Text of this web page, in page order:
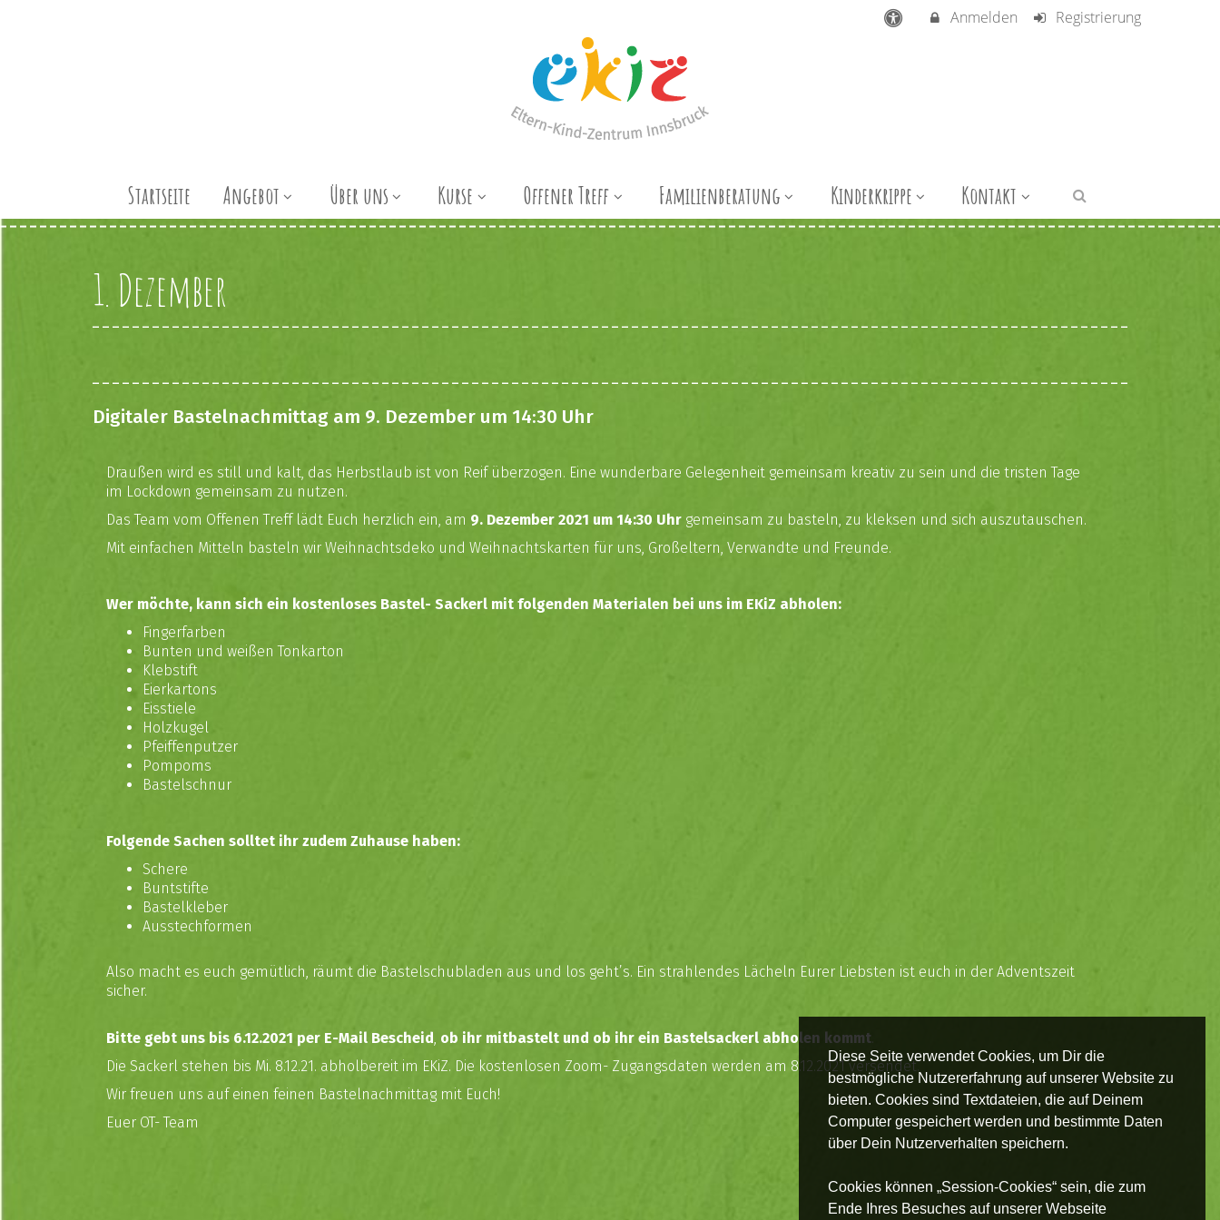
Diese Seite verwendet Cookies, um Dir die
bestmögliche Nutzererfahrung auf unserer Website zu
bieten. Cookies sind Textdateien, die auf Deinem
Computer gespeichert werden und bestimmte Daten
über Dein Nutzerverhalten speichern.
Cookies können „Session-Cookies“ sein, die zum
Ende Ihres Besuches auf unserer Webseite
Anmelden Registrierung
Startseite Angebot Über uns Kurse Offener Treff Familienberatung Kinderkrippe Kontakt
1. Dezember
Digitaler Bastelnachmittag am 9. Dezember um 14:30 Uhr
Draußen wird es still und kalt, das Herbstlaub ist von Reif überzogen. Eine wunderbare Gelegenheit gemeinsam kreativ zu sein und die tristen Tage
im Lockdown gemeinsam zu nutzen.
Das Team vom Offenen Treff lädt Euch herzlich ein, am 9. Dezember 2021 um 14:30 Uhr gemeinsam zu basteln, zu kleksen und sich auszutauschen.
Mit einfachen Mitteln basteln wir Weihnachtsdeko und Weihnachtskarten für uns, Großeltern, Verwandte und Freunde.
Wer möchte, kann sich ein kostenloses Bastel- Sackerl mit folgenden Materialen bei uns im EKiZ abholen:
Fingerfarben
Bunten und weißen Tonkarton
Klebstift
Eierkartons
Eisstiele
Holzkugel
Pfeiffenputzer
Pompoms
Bastelschnur
Folgende Sachen solltet ihr zudem Zuhause haben:
Schere
Buntstifte
Bastelkleber
Ausstechformen
Also macht es euch gemütlich, räumt die Bastelschubladen aus und los geht’s. Ein strahlendes Lächeln Eurer Liebsten ist euch in der Adventszeit
sicher.
Bitte gebt uns bis 6.12.2021 per E-Mail Bescheid, ob ihr mitbastelt und ob ihr ein Bastelsackerl abholen kommt.
Die Sackerl stehen bis Mi. 8.12.21. abholbereit im EKiZ. Die kostenlosen Zoom- Zugangsdaten werden am 8.12.2021 versendet.
Wir freuen uns auf einen feinen Bastelnachmittag mit Euch!
Euer OT- Team